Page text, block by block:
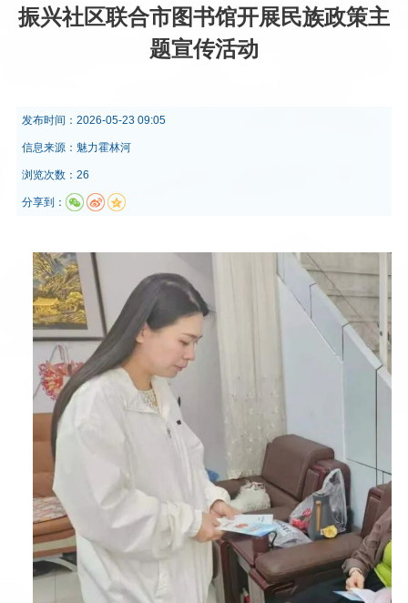
振兴社区联合市图书馆开展民族政策主
题宣传活动
发布时间： 2026-05-23 09:05
信息来源： 魅力霍林河
浏览次数：26
分享到：